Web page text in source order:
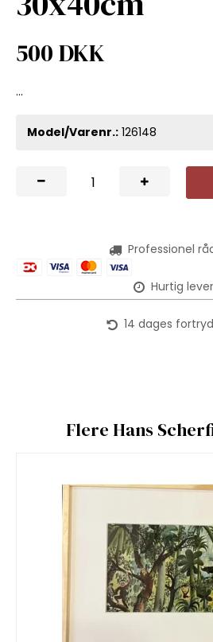
500 DKK
...
Model/Varenr.: 126148
Professionel
Hurtig
14 dages
Flere Hans